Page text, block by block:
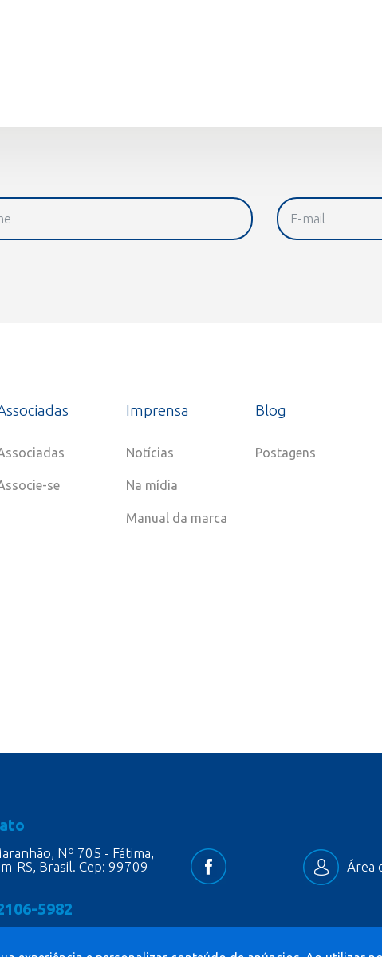
se
Imprensa
Notícias
Na mídia
Manual da marca
Blog
Postagens
Nº 705 - Fátima,
RS, Brasil. Cep: 99709-
5982
Área